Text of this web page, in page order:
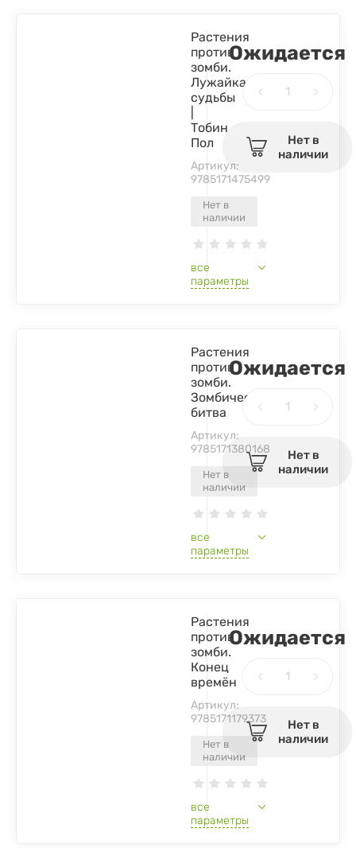
Нет в
наличии
Растения
против
зомби.
Лужайка
судьбы
Тобин
Пол
Артикул:
9785171475499
все
параметры
Ожидается
Нет в
наличии
Нет в
наличии
Растения
против
зомби.
Зомбическая
битва
Артикул:
9785171380168
все
параметры
Ожидается
Нет в
наличии
Нет в
наличии
Растения
против
зомби.
Конец
времён
Артикул:
9785171179373
все
параметры
Ожидается
Нет в
наличии